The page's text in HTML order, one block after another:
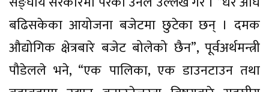
बढिसकेका आयोजना बजेटमा छुटेका छन् । दमक
औद्योगिक क्षेत्रबारे बजेट बोलेको छैन”, पूर्वअर्थमन्त्री
पौडेलले भने, “एक पालिका, एक डाउनटाउन तथा